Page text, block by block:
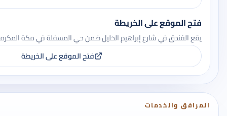
فتح الموقع على الخريطة
يقع الفندق في شارع إبراهيم الخليل ضمن حي المسفلة في مكة
فتح الموقع على الخريطة
المرافق والخدمات